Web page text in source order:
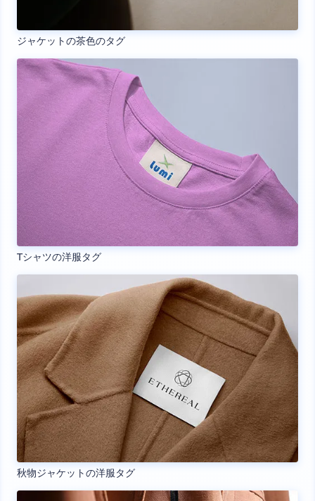
ジャケットの茶色のタグ
Tシャツの洋服タグ
秋物ジャケットの洋服タグ